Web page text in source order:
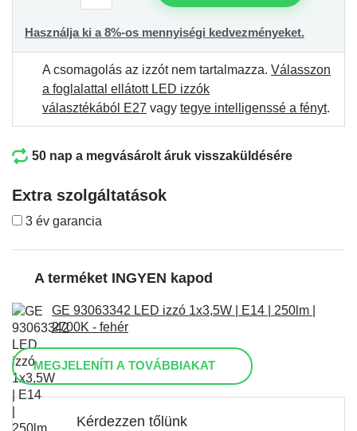
Használja ki a 8%-os mennyiségi kedvezményeket.
A csomagolás az izzót nem tartalmazza. Válasszon
a foglalattal ellátott LED izzók
választékából E27 vagy tegye intelligenssé a fényt.
50 nap a megvásárolt áruk visszaküldésére
Extra szolgáltatások
3 év garancia
A terméket INGYEN kapod
GE 93063342 LED izzó 1x3,5W | E14 | 250lm |
2700K - fehér
MEGJELENÍTI A TOVÁBBIAKAT
Kérdezzen tőlünk